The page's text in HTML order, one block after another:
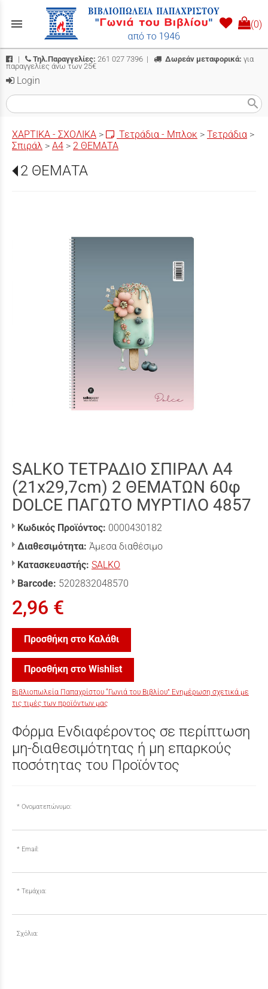
menu (0)
| Τηλ.Παραγγελίες: 261 027 7396 | Δωρεάν μεταφορικά: για
παραγγελίες άνω των 25€
Login
search
ΧΑΡΤΙΚΑ - ΣΧΟΛΙΚΑ > Τετράδια - Μπλοκ > Τετράδια >
Σπιράλ > Α4 > 2 ΘΕΜΑΤΑ
2 ΘΕΜΑΤΑ
SALKO ΤΕΤΡΑΔΙΟ ΣΠΙΡΑΛ A4
(21x29,7cm) 2 ΘΕΜΑΤΩΝ 60φ
DOLCE ΠΑΓΩΤΟ ΜΥΡΤΙΛΟ 4857
Κωδικός Προϊόντος: 0000430182
Διαθεσιμότητα: Άμεσα διαθέσιμο
Κατασκευαστής: SALKO
Barcode: 5202832048570
2,96 €
Προσθήκη στο Καλάθι
Προσθήκη στο Wishlist
Βιβλιοπωλεία Παπαχρίστου “Γωνιά του Βιβλίου” Ενημέρωση σχετικά με
τις τιμές των προϊόντων μας
Φόρμα Ενδιαφέροντος σε περίπτωση
μη-διαθεσιμότητας ή μη επαρκούς
ποσότητας του Προϊόντος
Ονοματεπώνυμο:
Email:
Τεμάχια:
Σχόλια: